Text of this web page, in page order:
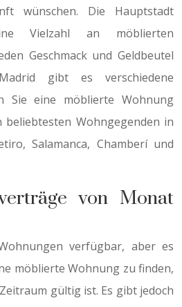
wünschen. Die Hauptstadt
Vielzahl an möblierten
Geschmack und Geldbeutel
gibt es verschiedene
Sie eine möblierte Wohnung
Wohngegenden in
Salamanca, Chamberí und
von Monat
verfügbar, aber es
möblierte Wohnung zu finden,
gültig ist. Es gibt jedoch